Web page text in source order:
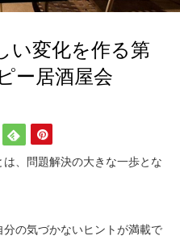
い変化を作る第
ー居酒屋会
、問題解決の大きな一歩とな
の気づかないヒントが満載で